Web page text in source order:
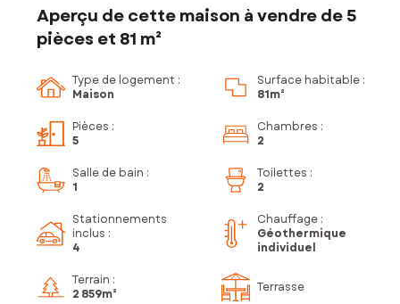
Aperçu de cette maison à vendre de 5
pièces et 81 m²
Type de logement :
Maison
Surface habitable :
81m²
Pièces :
5
Chambres :
2
Salle de bain :
1
Toilettes :
2
Stationnements
inclus :
4
Chauffage :
Géothermique
individuel
Terrain :
2 859m²
Terrasse